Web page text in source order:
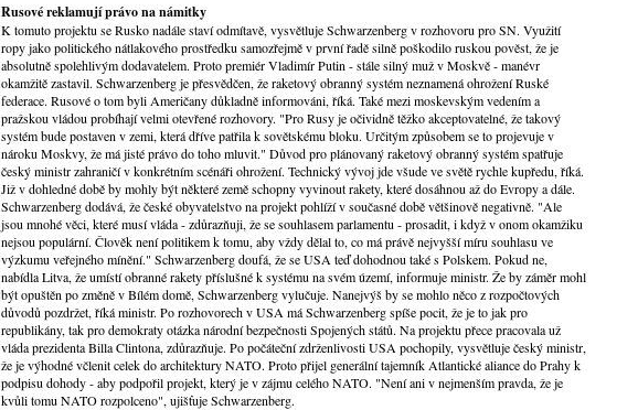
Rusové reklamují právo na námitky
K tomuto projektu se Rusko nadále staví odmítavě, vysvětluje Schwarzenberg v rozhovoru pro SN. Využití
ropy jako politického nátlakového prostředku samozřejmě v první řadě silně poškodilo ruskou pověst, že je
absolutně spolehlivým dodavatelem. Proto premiér Vladimír Putin - stále silný muž v Moskvě - manévr
okamžitě zastavil. Schwarzenberg je přesvědčen, že raketový obranný systém neznamená ohrožení Ruské
federace. Rusové o tom byli Američany důkladně informováni, říká. Také mezi moskevským vedením a
pražskou vládou probíhají velmi otevřené rozhovory. "Pro Rusy je očividně těžko akceptovatelné, že takový
systém bude postaven v zemi, která dříve patřila k sovětskému bloku. Určitým způsobem se to projevuje v
nároku Moskvy, že má jisté právo do toho mluvit." Důvod pro plánovaný raketový obranný systém spatřuje
český ministr zahraničí v konkrétním scénáři ohrožení. Technický vývoj jde všude ve světě rychle kupředu, říká.
Již v dohledné době by mohly být některé země schopny vyvinout rakety, které dosáhnou až do Evropy a dále.
Schwarzenberg dodává, že české obyvatelstvo na projekt pohlíží v současné době většinově negativně. "Ale
jsou mnohé věci, které musí vláda - zdůrazňuji, že se souhlasem parlamentu - prosadit, i když v onom okamžiku
nejsou populární. Člověk není politikem k tomu, aby vždy dělal to, co má právě nejvyšší míru souhlasu ve
výzkumu veřejného mínění." Schwarzenberg doufá, že se USA teď dohodnou také s Polskem. Pokud ne,
nabídla Litva, že umístí obranné rakety příslušné k systému na svém území, informuje ministr. Že by záměr mohl
být opuštěn po změně v Bílém domě, Schwarzenberg vylučuje. Nanejvýš by se mohlo něco z rozpočtových
důvodů pozdržet, říká ministr. Po rozhovorech v USA má Schwarzenberg spíše pocit, že je to jak pro
republikány, tak pro demokraty otázka národní bezpečnosti Spojených států. Na projektu přece pracovala už
vláda prezidenta Billa Clintona, zdůrazňuje. Po počáteční zdrženlivosti USA pochopily, vysvětluje český ministr,
že je výhodné včlenit celek do architektury NATO. Proto přijel generální tajemník Atlantické aliance do Prahy k
podpisu dohody - aby podpořil projekt, který je v zájmu celého NATO. "Není ani v nejmenším pravda, že je
kvůli tomu NATO rozpolceno", ujišťuje Schwarzenberg.